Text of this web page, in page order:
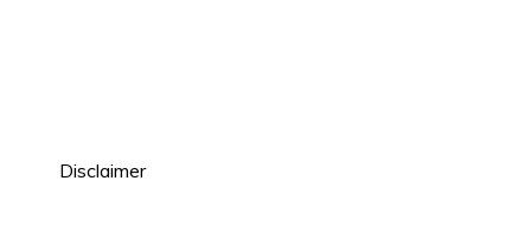
Disclaimer